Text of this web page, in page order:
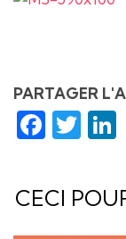
PARTAGER
CECI